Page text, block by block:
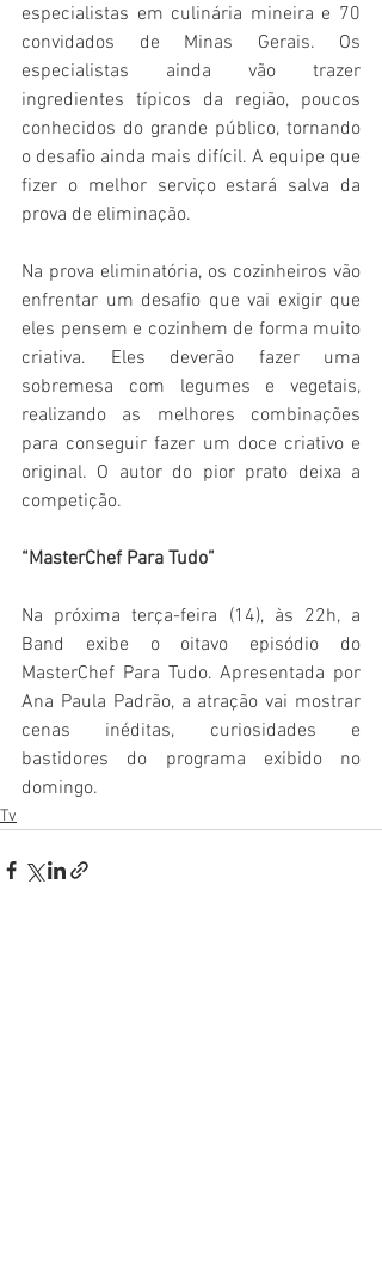
especialistas em culinária mineira e 70
convidados de Minas Gerais. Os
especialistas ainda vão trazer
ingredientes típicos da região, poucos
conhecidos do grande público, tornando
o desafio ainda mais difícil. A equipe que
fizer o melhor serviço estará salva da
prova de eliminação.
Na prova eliminatória, os cozinheiros vão
enfrentar um desafio que vai exigir que
eles pensem e cozinhem de forma muito
criativa. Eles deverão fazer uma
sobremesa com legumes e vegetais,
realizando as melhores combinações
para conseguir fazer um doce criativo e
original. O autor do pior prato deixa a
competição.
“MasterChef Para Tudo”
Na próxima terça-feira (14), às 22h, a
Band exibe o oitavo episódio do
MasterChef Para Tudo. Apresentada por
Ana Paula Padrão, a atração vai mostrar
cenas inéditas, curiosidades e
bastidores do programa exibido no
domingo.
Tv